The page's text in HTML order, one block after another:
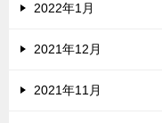
2022年1月
2021年12月
2021年11月